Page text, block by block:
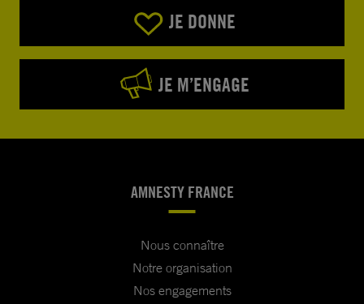
JE DONNE
JE M’ENGAGE
AMNESTY FRANCE
Nous connaître
Notre organisation
Nos engagements